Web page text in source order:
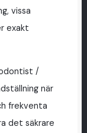
vissa
exakt
/
när
frekventa
det säkrare